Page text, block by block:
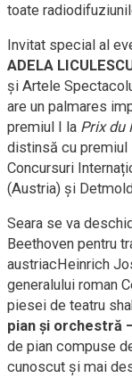
toate
Invitat special al
ADELA
și Artele
are un palmares
premiul I la Prix du
distinsă cu premiul
Concursuri
(Austria) și
Seara se va
Beethoven pentru
austriacHeinrich
generalului roman
piesei de teatru
pian şi orchestră
de pian compuse
cunoscut și mai